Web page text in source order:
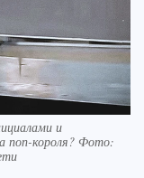
и
поп-короля? Фото: